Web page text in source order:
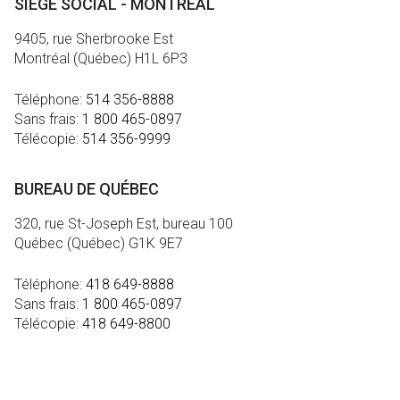
SIÈGE SOCIAL - MONTRÉAL
9405, rue Sherbrooke Est
Montréal (Québec) H1L 6P3
Téléphone: 514 356-8888
Sans frais: 1 800 465-0897
Télécopie: 514 356-9999
BUREAU DE QUÉBEC
320, rue St-Joseph Est, bureau 100
Québec (Québec) G1K 9E7
Téléphone: 418 649-8888
Sans frais: 1 800 465-0897
Télécopie: 418 649-8800